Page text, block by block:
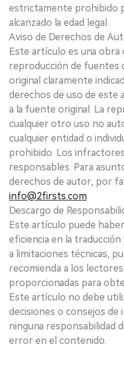
estrictamente prohibido
alcanzado la edad legal.
Aviso de Derechos de
Este artículo es una obra
reproducción de fuentes
original claramente
derechos de uso de este
a la fuente original. La
cualquier otro uso no
cualquier entidad o
prohibido. Los
responsables. Para
derechos de autor, por
info@2firsts.com
Descargo de
Este artículo puede
eficiencia en la
a limitaciones técnicas,
recomienda a los
proporcionadas para
Este artículo no debe
decisiones o consejos de
ninguna responsabilidad
error en el contenido.